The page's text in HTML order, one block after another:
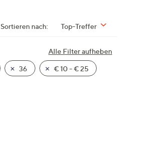
Sortieren nach: Top-Treffer
Alle Filter aufheben
36 € 10 - € 25